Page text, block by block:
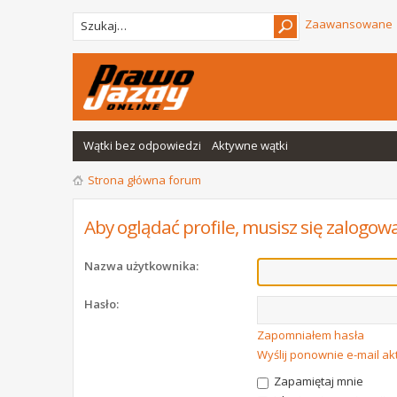
Zaawansowane
Wątki bez odpowiedzi Aktywne wątki
Strona główna forum
Aby oglądać profile, musisz się
Nazwa użytkownika:
Hasło:
Zapomniałem hasła
Wyślij ponownie e-mail
Zapamiętaj mnie